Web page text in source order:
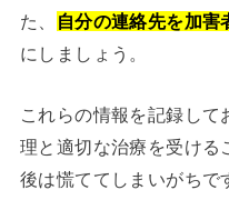
た、
自分の連絡先を加害
にしましょう。
これらの情報を記録し
理と適切な治療を受ける
後は慌ててしまいがちで